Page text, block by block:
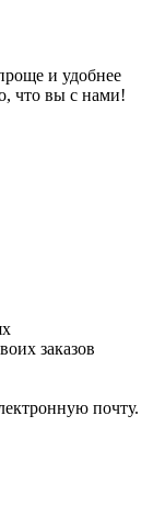
и удобнее
что вы с нами!
заказов
почту.